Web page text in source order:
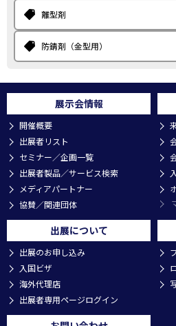
離型剤
防錆剤（金型用）
展示会情報
開催概要
出展者リスト
セミナー／企画一覧
出展者製品／サービス検索
メディアパートナー
協賛／関連団体
出展について
出展のお申し込み
入国ビザ
海外代理店
出展者専用ページログイン